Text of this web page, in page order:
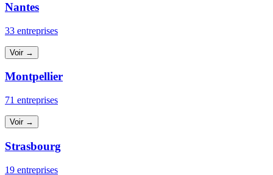
Nantes
33 entreprises
Voir →
Montpellier
71 entreprises
Voir →
Strasbourg
19 entreprises